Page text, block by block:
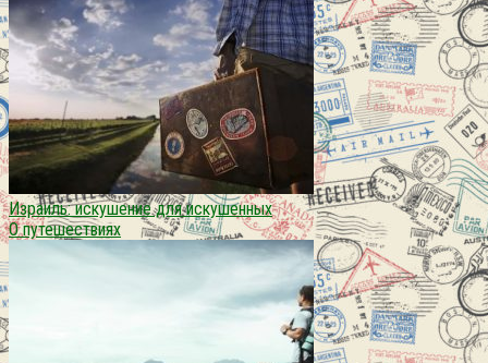
Израиль: искушение для искушенных
О путешествиях